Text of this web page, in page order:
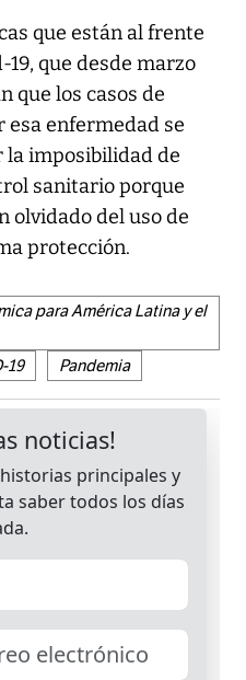
que están al frente
que desde marzo
que los casos de
enfermedad se
imposibilidad de
sanitario porque
olvidado del uso de
protección.
para América Latina y el
19 Pandemia